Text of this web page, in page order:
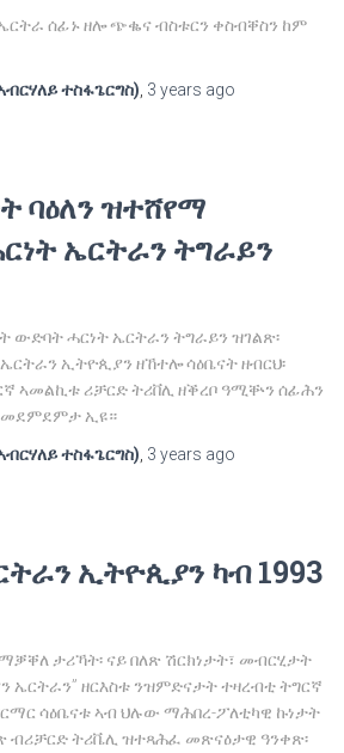
ሰፊኑ ዘሎ ጭቈና ብስቱርን ቀስብቐስን ከም
ተስፋጌርግስ) 3 years ago
ባዕለን ዝተሸየማ
ኤርትራን ትግራይን
ውድባት ሓርነት ኤርትራን ትግራይን ዝገልጽ፡
ኢትዮጲያን ዘኸተሎ ሳዕቤናት ዘብርህ፡
ኣመልኪቱ ሪቻርድ ትሪቨሊ ዘቕረቦ ዓሚቝን ሰፊሕን
መደምደምታ ኢዩ።
ተስፋጌርግስ) 3 years ago
ኢትዮጲያን ካብ 1993
ታሪኻት፡ ናይ በለጽ ሽርክነታት፣ መብርሂታት
ዘርእስቱ ንዝምድናታት ተዛረብቲ ትግርኛ
ሳዕቤናቱ ኣብ ህሉው ማሕበረ-ፖለቲካዊ ኩነታት
ብሪቻርድ ትሪቬሊ ዝተጻሕፈ መጽናዕታዊ ዓንቀጽ፡